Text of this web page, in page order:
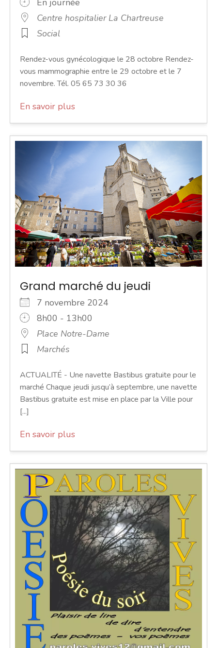
En journée
Centre hospitalier La Chartreuse
Social
Rendez-vous gynécologique le 28 octobre Rendez-
vous mammographie entre le 29 octobre et le 7
novembre. Tél. 05 65 73 30 36
En savoir plus
Grand marché du jeudi
7 novembre 2024
8h00 - 13h00
Place Notre-Dame
Marchés
ACTUALITÉ - Une navette Bastibus gratuite pour le
marché Chaque jeudi jusqu’à septembre, une navette
Bastibus gratuite est mise en place par la Ville pour
[...]
En savoir plus